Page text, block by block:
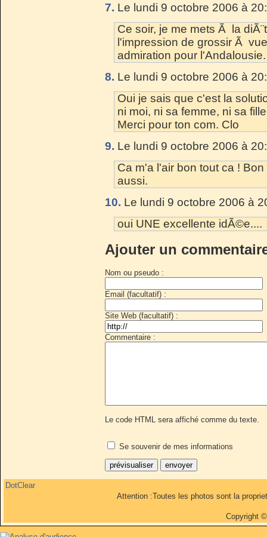
7. Le lundi 9 octobre 2006 à
Ce soir, je me mets Ã la
l'impression de grossir Ã
admiration pour
8. Le lundi 9 octobre 2006 à
Oui je sais que c'est la
ni moi, ni sa femme, ni sa
Merci pour ton com. Clo
9. Le lundi 9 octobre 2006 à
Ca m'a l'air bon tout ca !
aussi.
10. Le lundi 9 octobre 2006 à
oui UNE excellente idÃ©e....
Ajouter un
Nom ou pseudo :
Email (facultatif) :
Site Web (facultatif) :
Commentaire :
Le code HTML sera affiché comme du texte.
Se souvenir de mes informations
DotClear
Attention :Toutes les photos sont la
Copyright